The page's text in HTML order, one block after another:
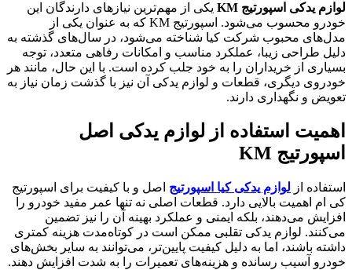
لوازم یدکی اسپورتیج KM
یکی از مهم‌ترین نیازهای دارندگان این
خودرو محسوب می‌شود. اسپورتیج KM که به عنوان یکی از
مدل‌های محبوب شرکت کیا شناخته می‌شود، در سال‌های گذشته به
دلیل طراحی زیبا، عملکرد مناسب و امکانات رفاهی متعدد، توجه
بسیاری از خریداران را به خود جلب کرده است. با این حال، مانند هر
خودروی دیگری، قطعات و لوازم یدکی آن نیز با گذشت زمان نیاز به
تعویض و نگهداری دارند.
اهمیت استفاده از لوازم یدکی اصل
اسپورتیج KM
استفاده از لوازم یدکی کیا اسپورتیج اصل و با کیفیت برای اسپورتیج
کی ام اهمیت بالایی دارد. قطعات اصلی نه تنها عمر مفید خودرو را
افزایش می‌دهند، بلکه ایمنی و عملکرد بهینه آن را نیز تضمین
می‌کنند. لوازم یدکی تقلبی ممکن است در کوتاه‌مدت هزینه کمتری
داشته باشند، اما به دلیل کیفیت پایین‌تر، می‌توانند به سایر بخش‌های
خودرو آسیب رسانده و هزینه‌های تعمیرات را به شدت افزایش دهند.